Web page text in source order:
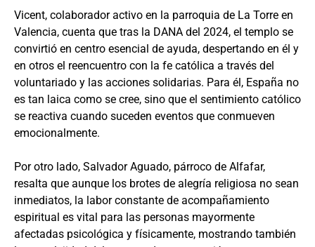
Vicent, colaborador activo en la parroquia de La Torre en
Valencia, cuenta que tras la DANA del 2024, el templo se
convirtió en centro esencial de ayuda, despertando en él y
en otros el reencuentro con la fe católica a través del
voluntariado y las acciones solidarias. Para él, España no
es tan laica como se cree, sino que el sentimiento católico
se reactiva cuando suceden eventos que conmueven
emocionalmente.
Por otro lado, Salvador Aguado, párroco de Alfafar,
resalta que aunque los brotes de alegría religiosa no sean
inmediatos, la labor constante de acompañamiento
espiritual es vital para las personas mayormente
afectadas psicológica y físicamente, mostrando también